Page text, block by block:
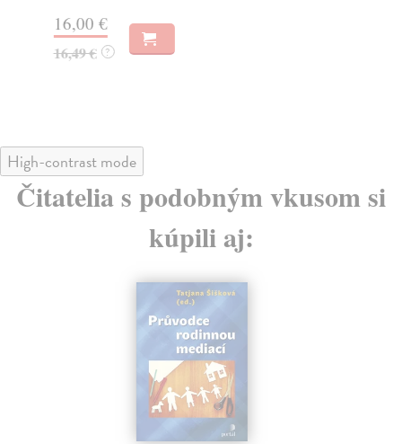
16,00 €
16,49 € ?
High-contrast mode
Čitatelia s podobným vkusom si
kúpili aj: